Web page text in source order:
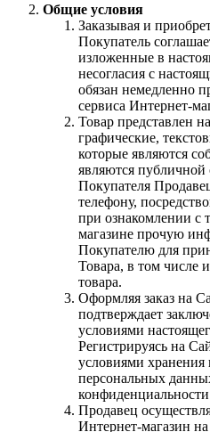
Общие условия
Заказывая и
Покупатель
изложенные в
несогласия с
обязан немедленно
сервиса Интернет-
Товар представлен
графические,
которые являются
являются
Покупателя
телефону,
при ознакомлении с
магазине прочую
Покупателю для
Товара, в том числе
товара.
Оформляя заказ на
подтверждает
условиями
Регистрируясь на
условиями хранения
персональных
Продавец
Интернет-магазин